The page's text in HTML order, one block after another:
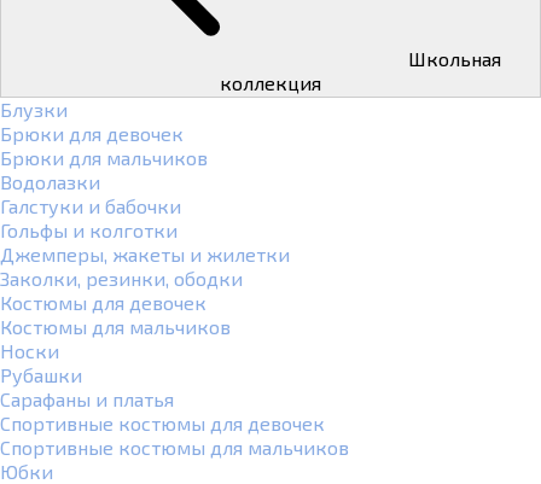
коллекция
Блузки
Брюки для девочек
Брюки для мальчиков
Водолазки
Галстуки и бабочки
Гольфы и колготки
Джемперы, жакеты и жилетки
Заколки, резинки, ободки
Костюмы для девочек
Костюмы для мальчиков
Носки
Рубашки
Сарафаны и платья
Спортивные костюмы для девочек
Спортивные костюмы для мальчиков
Юбки